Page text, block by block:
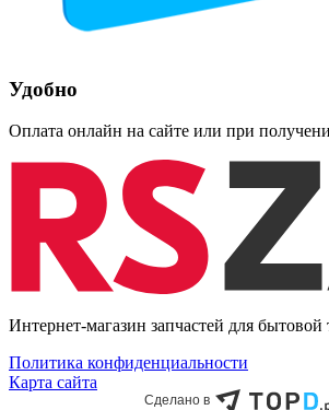
Удобно
Оплата онлайн на сайте или при
Интернет-магазин запчастей для бытовой
Политика конфиденциальности
Карта сайта
Сделано в